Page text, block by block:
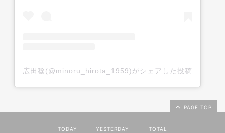
広田稔(@minoru_hirota_1959)がシェアした投稿
PAGE TOP
TODAY YESTERDAY TOTAL